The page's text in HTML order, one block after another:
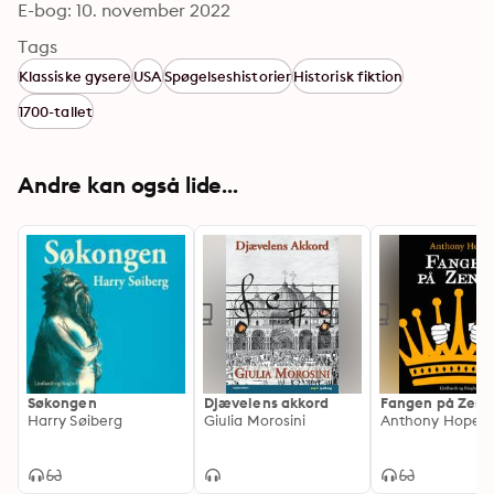
E-bog: 10. november 2022
Tags
Klassiske gysereUSASpøgelseshistorierHistorisk fiktion
1700-tallet
Andre kan også lide...
Søkongen
Harry Søiberg
Djævelens akkord
Giulia Morosini
Fangen på
Anthony Hope